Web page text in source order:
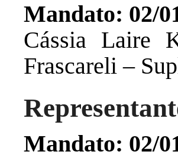
Mandato: 02/
Cássia Laire
Frascareli –
Mandato: 02/